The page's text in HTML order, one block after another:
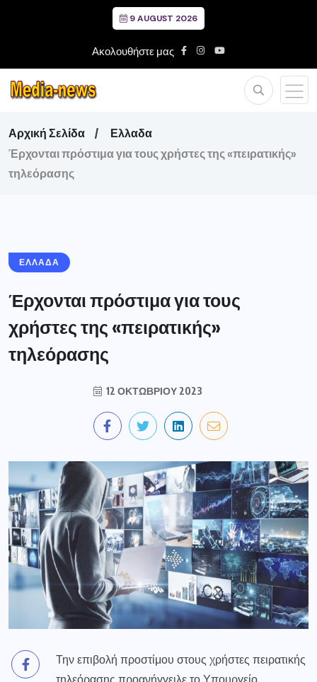
9 AUGUST 2026
Ακολουθήστε μας
Αρχική Σελίδα
Ελλαδα
Έρχονται πρόστιμα για τους χρήστες της «πειρατικής»
τηλεόρασης
ΕΛΛΑΔΑ
Έρχονται πρόστιμα για τους
χρήστες της «πειρατικής»
τηλεόρασης
12 ΟΚΤΩΒΡΊΟΥ 2023
Την επιβολή προστίμου στους χρήστες πειρατικής